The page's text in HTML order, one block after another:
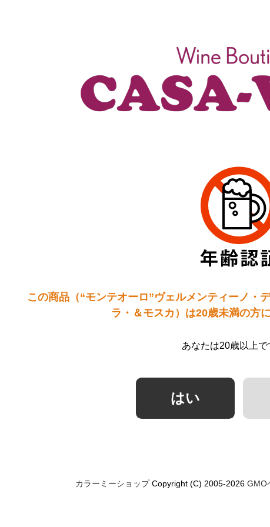
この商品（“モンテオーロ”ヴェルメンティーノ
ラ・＆モスカ）は20歳未満の方
あなたは20歳以上で
カラーミーショップCopyright (C) 2005-2026 GMO